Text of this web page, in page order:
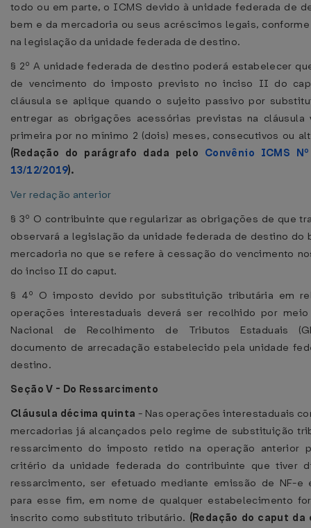
todo ou em parte, o ICMS devido à unidade federada de
bem e da mercadoria ou seus acréscimos legais,
na legislação da unidade federada de destino.
§ 2º A unidade federada de destino poderá estabelecer
de vencimento do imposto previsto no inciso II do
cláusula se aplique quando o sujeito passivo por
entregar as obrigações acessórias previstas na cláusula
primeira por no mínimo 2 (dois) meses, consecutivos ou
(Redação do parágrafo dada pelo Convênio ICMS
13/12/2019).
Ver redação anterior
§ 3º O contribuinte que regularizar as obrigações de que
observará a legislação da unidade federada de destino do
mercadoria no que se refere à cessação do vencimento
do inciso II do caput.
§ 4º O imposto devido por substituição tributária em
operações interestaduais deverá ser recolhido por
Nacional de Recolhimento de Tributos Estaduais
documento de arrecadação estabelecido pela unidade
destino.
Seção V - Do Ressarcimento
Cláusula décima quinta - Nas operações interestaduais
mercadorias já alcançados pelo regime de substituição
ressarcimento do imposto retido na operação anterior
critério da unidade federada do contribuinte que tiver
ressarcimento, ser efetuado mediante emissão de NF-e
para esse fim, em nome de qualquer estabelecimento
inscrito como substituto tributário. (Redação do caput da